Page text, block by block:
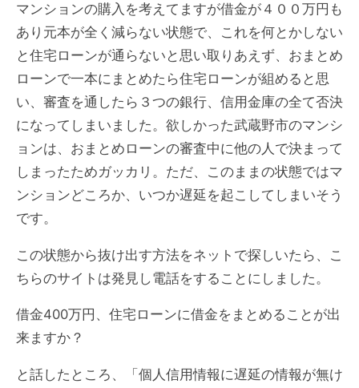
マンションの購入を考えてますが借金が４００万円も
あり元本が全く減らない状態で、これを何とかしない
と住宅ローンが通らないと思い取りあえず、おまとめ
ローンで一本にまとめたら住宅ローンが組めると思
い、審査を通したら３つの銀行、信用金庫の全て否決
になってしまいました。欲しかった武蔵野市のマンシ
ョンは、おまとめローンの審査中に他の人で決まって
しまったためガッカリ。ただ、このままの状態ではマ
ンションどころか、いつか遅延を起こしてしまいそう
です。
この状態から抜け出す方法をネットで探しいたら、こ
ちらのサイトは発見し電話をすることにしました。
借金400万円、住宅ローンに借金をまとめることが出
来ますか？
と話したところ、「個人信用情報に遅延の情報が無け